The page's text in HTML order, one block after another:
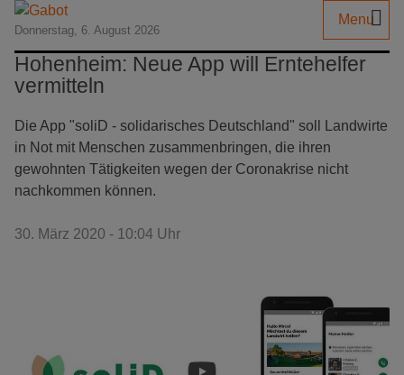
Donnerstag, 6. August 2026
Menu
Hohenheim: Neue App will Erntehelfer
vermitteln
Die App "soliD - solidarisches Deutschland" soll Landwirte
in Not mit Menschen zusammenbringen, die ihren
gewohnten Tätigkeiten wegen der Coronakrise nicht
nachkommen können.
30. März 2020 - 10:04 Uhr